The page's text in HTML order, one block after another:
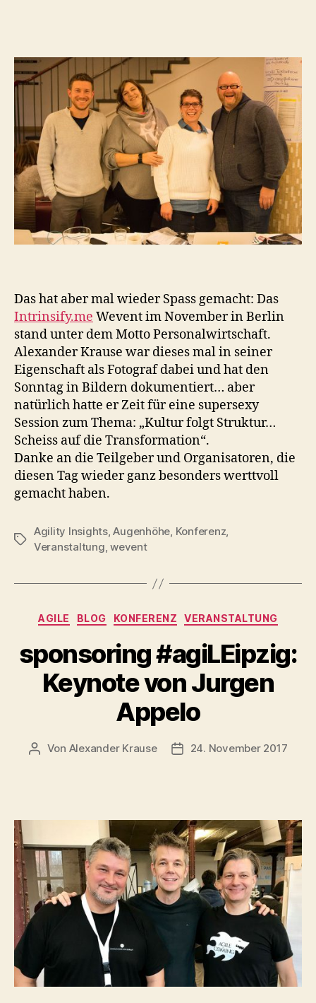
Das hat aber mal wieder Spass gemacht: Das
Intrinsify.me Wevent im November in Berlin
stand unter dem Motto Personalwirtschaft.
Alexander Krause war dieses mal in seiner
Eigenschaft als Fotograf dabei und hat den
Sonntag in Bildern dokumentiert… aber
natürlich hatte er Zeit für eine supersexy
Session zum Thema: „Kultur folgt Struktur…
Scheiss auf die Transformation“.
Danke an die Teilgeber und Organisatoren, die
diesen Tag wieder ganz besonders werttvoll
gemacht haben.
Schlagwörter
Agility Insights,Augenhöhe, Konferenz,
Veranstaltung,wevent
Kategorien
AGILE BLOG KONFERENZ VERANSTALTUNG
sponsoring #agiLEipzig:
Keynote von Jurgen
Appelo
Beitragsautor
Von Alexander Krause Beitragsdatum
24. November 2017